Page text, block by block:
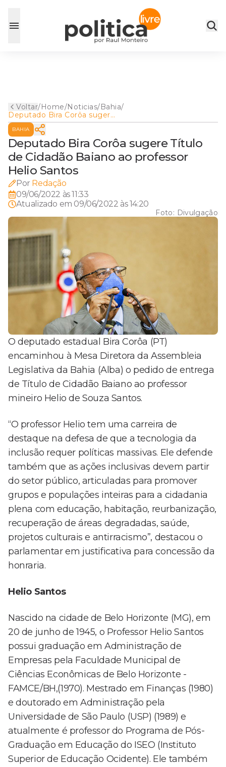
Voltar/Home/Noticias/Bahia/
Deputado Bira Corôa sugere
Título de Cidadão Baiano ao
professor Helio Santos
BAHIA
Deputado Bira Corôa sugere Título
de Cidadão Baiano ao professor
Helio Santos
Por Redação
09/06/2022 às 11:33
Atualizado em 09/06/2022 às 14:20
Foto: Divulgação
O deputado estadual Bira Corôa (PT)
encaminhou à Mesa Diretora da Assembleia
Legislativa da Bahia (Alba) o pedido de entrega
de Título de Cidadão Baiano ao professor
mineiro Helio de Souza Santos.
“O professor Helio tem uma carreira de
destaque na defesa de que a tecnologia da
inclusão requer políticas massivas. Ele defende
também que as ações inclusivas devem partir
do setor público, articuladas para promover
grupos e populações inteiras para a cidadania
plena com educação, habitação, reurbanização,
recuperação de áreas degradadas, saúde,
projetos culturais e antirracismo”, destacou o
parlamentar em justificativa para concessão da
honraria.
Helio Santos
Nascido na cidade de Belo Horizonte (MG), em
20 de junho de 1945, o Professor Helio Santos
possui graduação em Administração de
Empresas pela Faculdade Municipal de
Ciências Econômicas de Belo Horizonte -
FAMCE/BH,(1970). Mestrado em Finanças (1980)
e doutorado em Administração pela
Universidade de São Paulo (USP) (1989) e
atualmente é professor do Programa de Pós-
Graduação em Educação do ISEO (Instituto
Superior de Educação Ocidente). Ele também